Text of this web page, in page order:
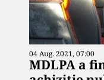
04 Aug. 2021, 07:00
MDLPA a